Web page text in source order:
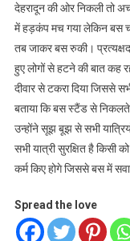
देहरादून की ओर निकली तो
में हड़कंप मच गया लेकिन बस
तब जाकर बस रुकी।
हुए लोगों से हटने की बात
दीवार से टकरा दिया जिससे
बताया कि बस स्टैंड से
उन्होंने सूझ बूझ से सभी
सभी यात्री सुरक्षित है किसी
कर्म किए होगे जिससे बस में
Spread the love